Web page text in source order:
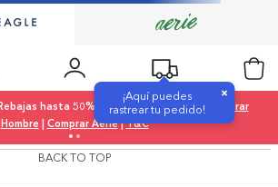
¡Aquí puedes
rastrear tu pedido!
×
hasta 50% OFF |Comprar Mujer|
Comprar
Hombre | Comprar Aerie|T&C
BACK TO TOP